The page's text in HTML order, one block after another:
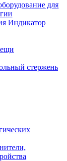
для
Индикатор
стержень